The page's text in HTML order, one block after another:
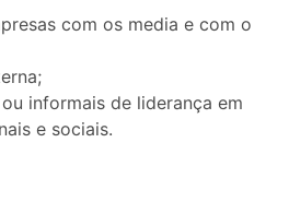
com os media e com o
informais de liderança em
e sociais.